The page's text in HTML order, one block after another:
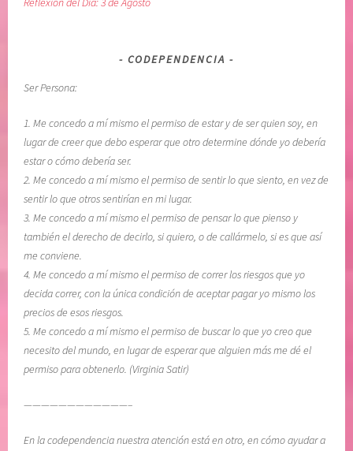
CODEPENDENCIA
Ser Persona:
1. Me concedo a mí mismo el permiso de estar y de ser quien soy, en
lugar de creer que debo esperar que otro determine dónde yo debería
estar o cómo debería ser.
2. Me concedo a mí mismo el permiso de sentir lo que siento, en vez de
sentir lo que otros sentirían en mi lugar.
3. Me concedo a mí mismo el permiso de pensar lo que pienso y
también el derecho de decirlo, si quiero, o de callármelo, si es que así
me conviene.
4. Me concedo a mí mismo el permiso de correr los riesgos que yo
decida correr, con la única condición de aceptar pagar yo mismo los
precios de esos riesgos.
5. Me concedo a mí mismo el permiso de buscar lo que yo creo que
necesito del mundo, en lugar de esperar que alguien más me dé el
permiso para obtenerlo. (Virginia Satir)
————————————–
En la codependencia nuestra atención está en otro, en cómo ayudar a